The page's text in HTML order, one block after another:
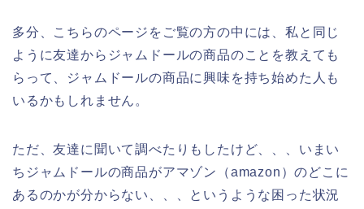
多分、こちらのページをご覧の方の中には、私と同じ
ように友達からジャムドールの商品のことを教えても
らって、ジャムドールの商品に興味を持ち始めた人も
いるかもしれません。
ただ、友達に聞いて調べたりもしたけど、、、いまい
ちジャムドールの商品がアマゾン（amazon）のどこに
あるのかが分からない、、、というような困った状況